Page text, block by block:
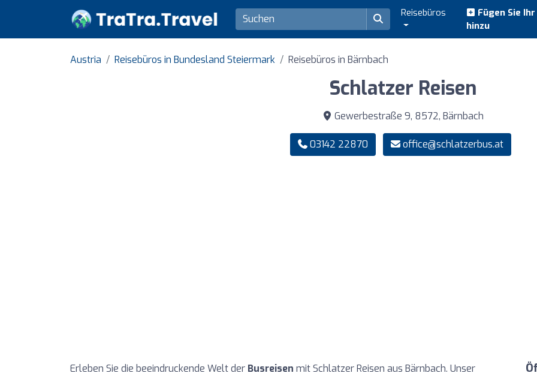
Reisebüros
Fügen Sie
hinzu
Austria Reisebüros in Bundesland Steiermark Reisebüros in Bärnbach
Schlatzer Reisen
Gewerbestraße 9, 8572, Bärnbach
03142 22870 office@schlatzerbus.at
Erleben Sie die beeindruckende Welt der Busreisen mit Schlatzer Reisen aus Bärnbach. Unser